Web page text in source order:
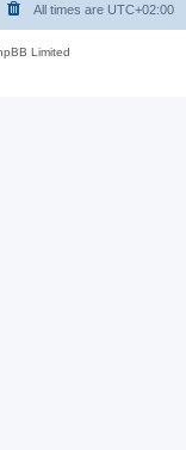
All times are UTC+02:00
Limited